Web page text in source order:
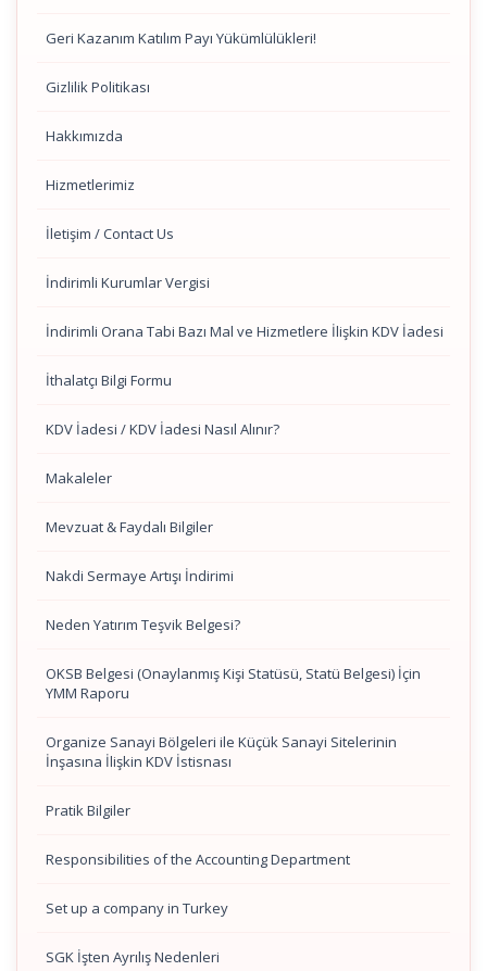
Geri Kazanım Katılım Payı Yükümlülükleri!
Gizlilik Politikası
Hakkımızda
Hizmetlerimiz
İletişim / Contact Us
İndirimli Kurumlar Vergisi
İndirimli Orana Tabi Bazı Mal ve Hizmetlere İlişkin KDV İadesi
İthalatçı Bilgi Formu
KDV İadesi / KDV İadesi Nasıl Alınır?
Makaleler
Mevzuat & Faydalı Bilgiler
Nakdi Sermaye Artışı İndirimi
Neden Yatırım Teşvik Belgesi?
OKSB Belgesi (Onaylanmış Kişi Statüsü, Statü Belgesi) İçin
YMM Raporu
Organize Sanayi Bölgeleri ile Küçük Sanayi Sitelerinin
İnşasına İlişkin KDV İstisnası
Pratik Bilgiler
Responsibilities of the Accounting Department
Set up a company in Turkey
SGK İşten Ayrılış Nedenleri